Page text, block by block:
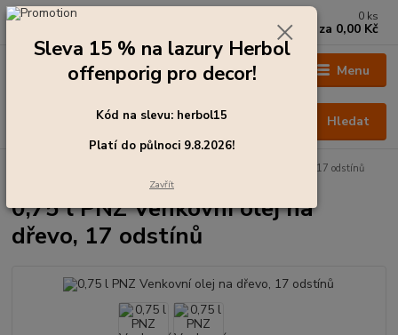
Menu
Hledat
+420 273 136 255
0 ks
za 0,00 Kč
0,75 l PNZ Venkovní olej na dřevo, 17 odstínů
0,75 l PNZ Venkovní olej na
dřevo, 17 odstínů
Sleva 15 % na lazury Herbol
offenporig pro decor!
Kód na slevu: herbol15
Platí do půlnoci 9.8.2026!
Zavřít